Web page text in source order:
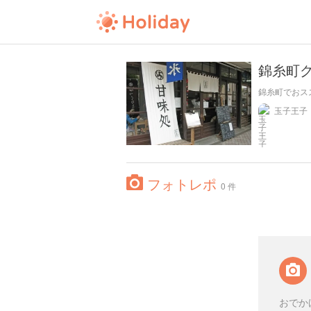
錦糸町
錦糸町でお
玉子王子
フォトレポ 0 件
おで